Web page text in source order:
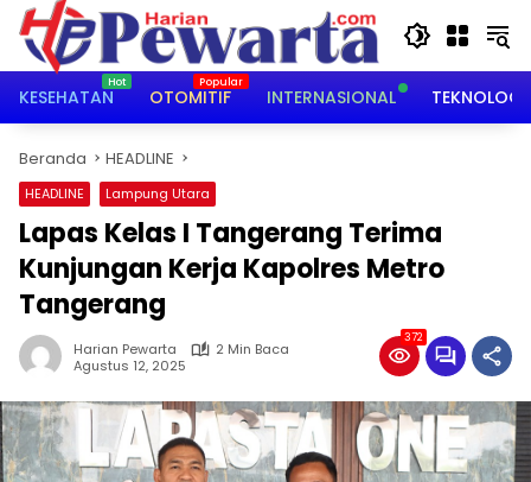
Langsung
konten
KESEHATAN
OTOMITIF INTERNASIONAL TEKNOLOGI
Beranda HEADLINE
HEADLINE Lampung Utara
Lapas Kelas I Tangerang Terima
Kunjungan Kerja Kapolres Metro
Tangerang
Harian Pewarta
2 Min Baca
Agustus 12, 2025
372